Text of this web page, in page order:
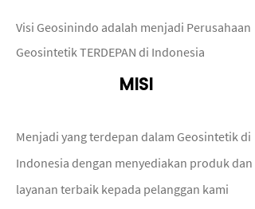
Visi Geosinindo adalah menjadi Perusahaan
Geosintetik TERDEPAN di Indonesia
MISI
Menjadi yang terdepan dalam Geosintetik di
Indonesia dengan menyediakan produk dan
layanan terbaik kepada pelanggan kami